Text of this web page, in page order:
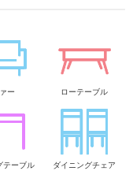
ー ローテーブル
テーブル ダイニングチェア